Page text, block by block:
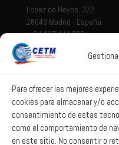
Para ofrecer las mejores
cookies para almacenar y/o
consentimiento de estas
como el comportamiento de
en este sitio. No consentir o
López de Hoyos, 322
28043 Madrid - España
+ 34 917 444 700
Aviso legal
Política de privacidad
Política de Sistema
Política de Cookies